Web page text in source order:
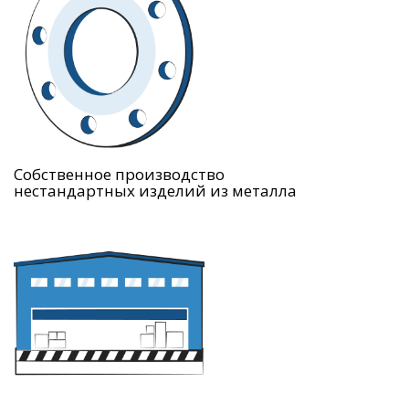
Собственное производство
нестандартных изделий из металла